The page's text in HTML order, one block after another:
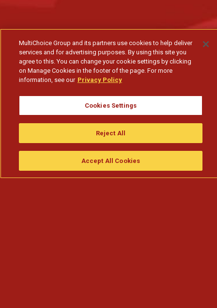
guia da tv
MultiChoice Group and its partners use cookies to help deliver
services and for advertising purposes. By using this site you
agree to this. You can change your cookie settings by clicking
on Manage Cookies in the footer of the page. For more
information, see our Privacy Policy
Cookies Settings
Reject All
Accept All Cookies